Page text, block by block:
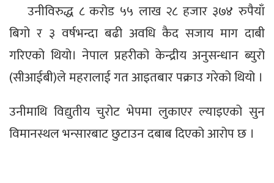
उनीविरुद्ध ८ करोड ५५ लाख २८ हजार ३७४ रुपैयाँ
बिगो र ३ वर्षभन्दा बढी अवधि कैद सजाय माग दाबी
गरिएको थियो। नेपाल प्रहरीको केन्द्रीय अनुसन्धान ब्युरो
(सीआईबी)ले महरालाई गत आइतबार पक्राउ गरेको थियो ।
उनीमाथि विद्युतीय चुरोट भेपमा लुकाएर ल्याइएको सुन
विमानस्थल भन्सारबाट छुटाउन दबाब दिएको आरोप छ ।